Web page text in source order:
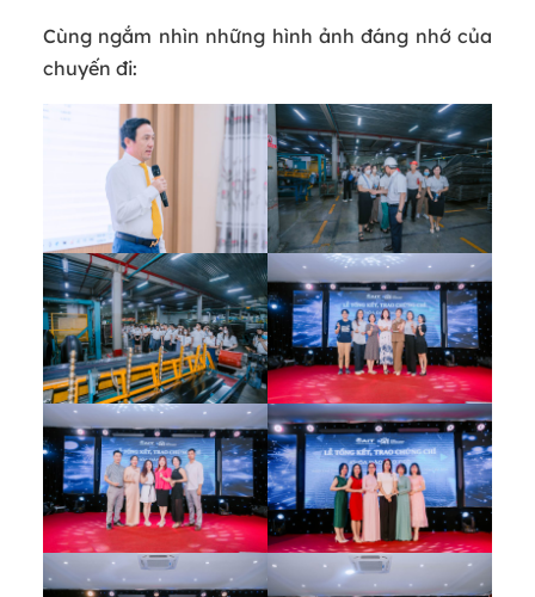
Cùng ngắm nhìn những hình ảnh đáng nhớ của
chuyến đi: